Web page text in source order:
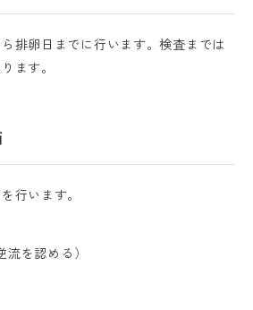
排卵日までに行います。検査までは
ます。
行います。
を認める）